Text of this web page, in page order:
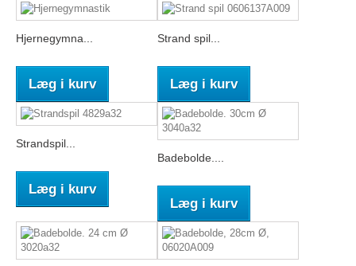
Hjernegymna...
Læg i kurv
Strand spil...
Læg i kurv
Strandspil...
Læg i kurv
Badebolde....
Læg i kurv